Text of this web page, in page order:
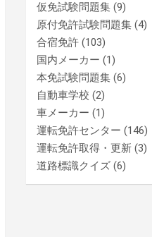
仮免試験問題集 (9)
原付免許試験問題集 (4)
合宿免許 (103)
国内メーカー (1)
本免試験問題集 (6)
自動車学校 (2)
車メーカー (1)
運転免許センター (146)
運転免許取得・更新 (3)
道路標識クイズ (6)